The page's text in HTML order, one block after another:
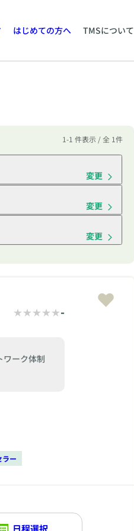
はじめての方へ TMSについて
1-1 件表示 / 全 1件
変更
変更
変更
ワーク体制
-
ラー
日程選択